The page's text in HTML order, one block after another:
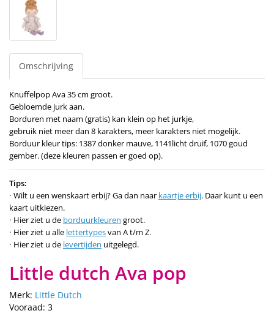
Omschrijving
Knuffelpop Ava 35 cm groot.
Gebloemde jurk aan.
Borduren met naam (gratis) kan klein op het jurkje,
gebruik niet meer dan 8 karakters, meer karakters niet mogelijk.
Borduur kleur tips: 1387 donker mauve, 1141licht druif, 1070 goud
gember. (deze kleuren passen er goed op).
Tips:
Wilt u een wenskaart erbij? Ga dan naar kaartje erbij. Daar kunt u een
kaart uitkiezen.
Hier ziet u de borduurkleuren groot.
Hier ziet u alle lettertypesvan A t/m Z.
Hier ziet u de levertijden uitgelegd.
Little dutch Ava pop
Merk: Little Dutch
Vooraad: 3